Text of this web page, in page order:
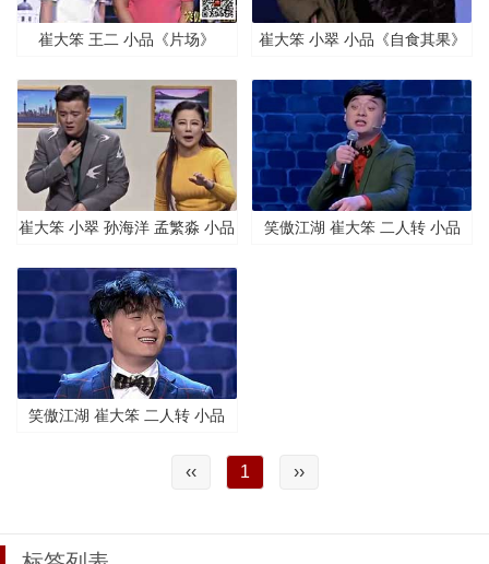
崔大笨 王二 小品《片场》 崔大笨 小翠 小品《自食其果》
崔大笨 小翠 孙海洋 孟繁淼 小品
笑傲江湖 崔大笨 二人转 小品
笑傲江湖 崔大笨 二人转 小品
‹‹ 1 ››